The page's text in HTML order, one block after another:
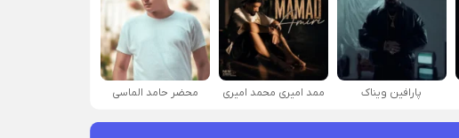
پارافين ویناک ممد امیری محمد امیری محضر حامد الماسی